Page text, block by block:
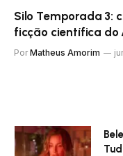
Silo Temporada 3:
ficção científica do
Por Matheus Amorim